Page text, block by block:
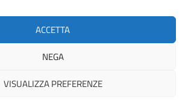
ACCETTA
NEGA
VISUALIZZA PREFERENZE
Salute Samuele Ciambriello
Situazione in numeri
Valentina Calderone